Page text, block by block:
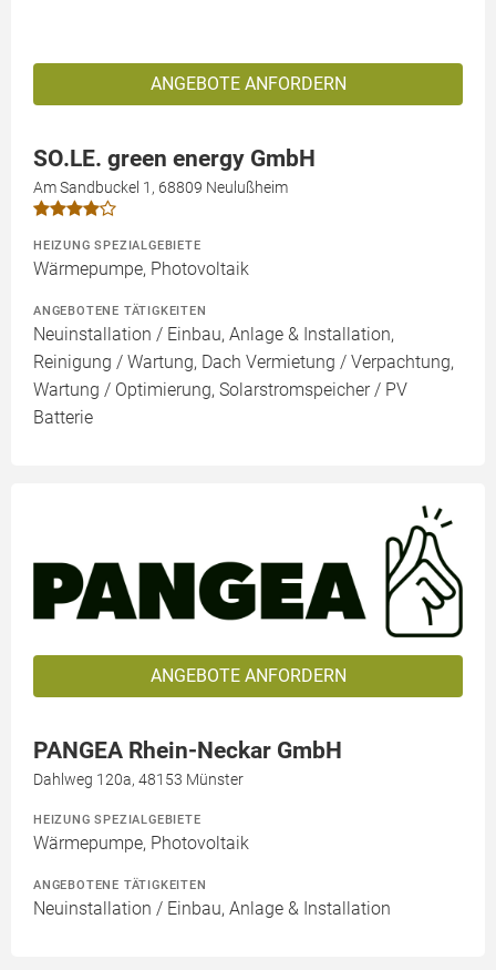
ANGEBOTE ANFORDERN
SO.LE. green energy GmbH
Am Sandbuckel 1, 68809 Neulußheim
HEIZUNG SPEZIALGEBIETE
Wärmepumpe, Photovoltaik
ANGEBOTENE TÄTIGKEITEN
Neuinstallation / Einbau, Anlage & Installation,
Reinigung / Wartung, Dach Vermietung / Verpachtung,
Wartung / Optimierung, Solarstromspeicher / PV
Batterie
ANGEBOTE ANFORDERN
PANGEA Rhein-Neckar GmbH
Dahlweg 120a, 48153 Münster
HEIZUNG SPEZIALGEBIETE
Wärmepumpe, Photovoltaik
ANGEBOTENE TÄTIGKEITEN
Neuinstallation / Einbau, Anlage & Installation